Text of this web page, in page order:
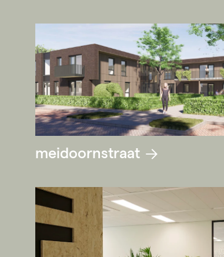
meidoornstraat